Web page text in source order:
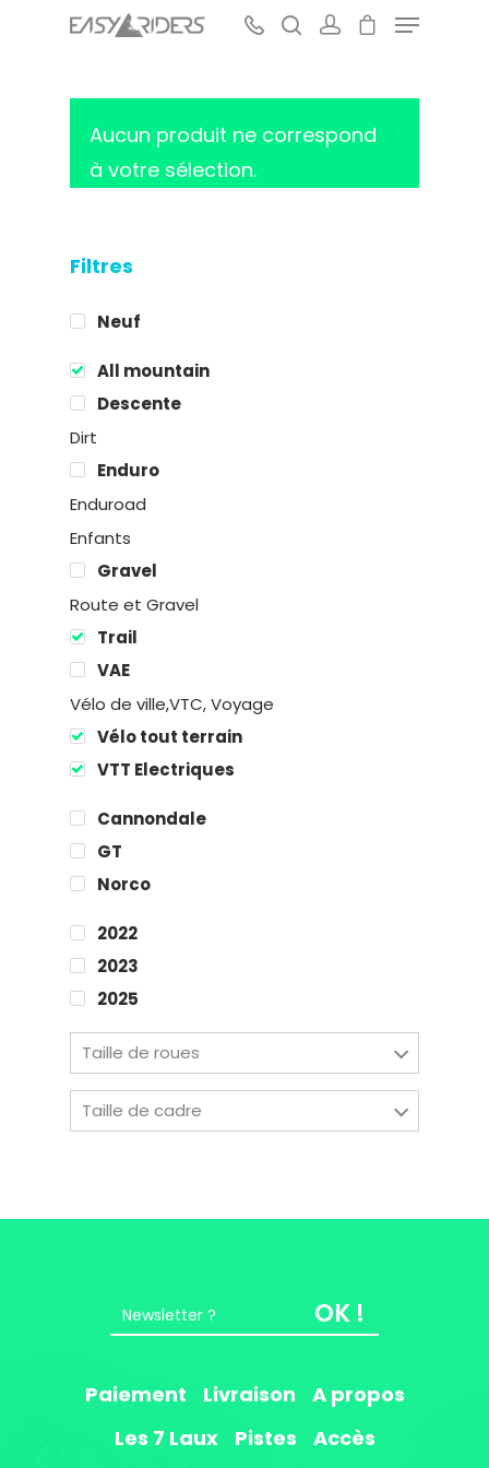
Hit enter to search or ESC to close
Filtres
Neuf
All mountain
Descente
Dirt
Enduro
Enduroad
Enfants
Gravel
Route et Gravel
Trail
VAE
Vélo de ville,VTC, Voyage
Vélo tout terrain
VTT Electriques
Cannondale
GT
Norco
2022
2023
2025
Taille de roues
Taille de cadre
Aucun produit ne correspond
à votre sélection.
OK !
Paiement Livraison
A propos
Les 7 Laux
Pistes Accès
Chalets des sports
38190 Prapoutel